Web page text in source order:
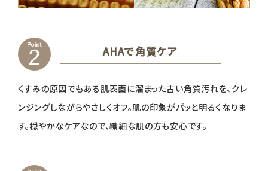
AHAで角質ケア
くすみの原因でもある肌表面に溜まった古い角質汚れを、クレ
ンジングしながらやさしくオフ。肌の印象がパッと明るくなりま
す。穏やかなケアなので、繊細な肌の方も安心です。